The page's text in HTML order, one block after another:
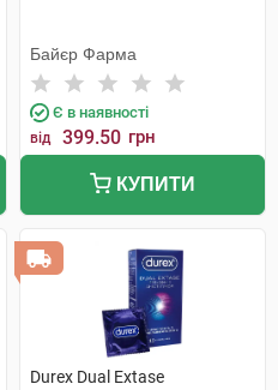
Байєр Фарма
Є в наявності
від 399.50 грн
КУПИТИ
Durex Dual Extase